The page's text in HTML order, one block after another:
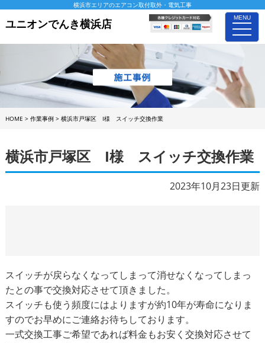
MENU
toggle
横浜市エリアのエアコン取付取外・電気工事
ユニオンでんき横浜店
HOME > 作業事例> 横浜市戸塚区 I様 スイッチ交換作業
横浜市戸塚区 I様 スイッチ交換作業
2023年10月23日更新
スイッチが戻らなくなってしまって消せなくなってしまっ
たとの事で交換対応させて頂きました。
スイッチも使う頻度にはよりますが約10年が寿命になりま
すのでお早めにご連絡お待ちしております。
一式交換工事ご希望であれば料金もお安く交換対応させて